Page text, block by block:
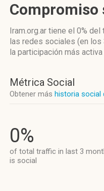
Compromiso
Iram.org.ar tiene el 0% del
las redes sociales (en los
la participación más activa
Métrica Social
Obtener más historia social
0%
of total traffic in last 3
is social